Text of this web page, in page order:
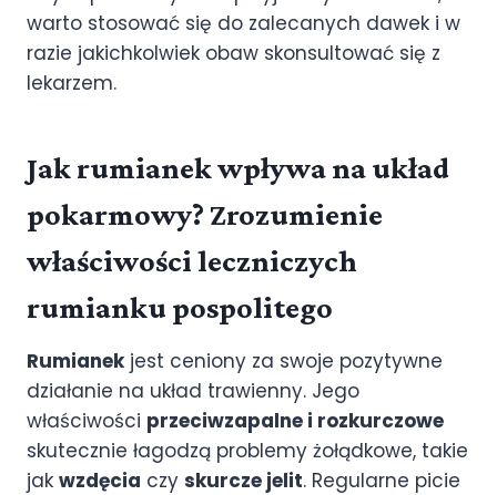
warto stosować się do zalecanych dawek i w
razie jakichkolwiek obaw skonsultować się z
lekarzem.
Jak rumianek wpływa na układ
pokarmowy? Zrozumienie
właściwości leczniczych
rumianku pospolitego
Rumianekjest ceniony za swoje pozytywne
działanie na układ trawienny. Jego
właściwości przeciwzapalne i rozkurczowe
skutecznie łagodzą problemy żołądkowe, takie
jak wzdęcia czy skurcze jelit. Regularne picie